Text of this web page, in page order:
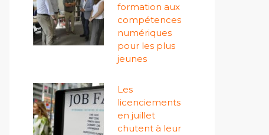
formation aux
compétences
numériques
pour les plus
jeunes
Les
licenciements
en juillet
chutent à leur